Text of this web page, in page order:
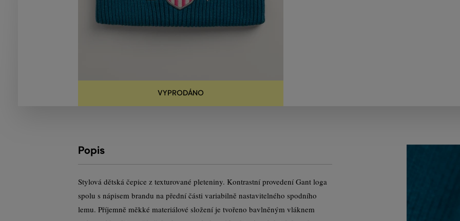
VYPRODÁNO
Popis
Stylová dětská čepice z texturované pleteniny. Kontrastní provedení Gant loga
spolu s nápisem brandu na přední části variabilně nastavitelného spodního
lemu. Příjemně měkké materiálové složení je tvořeno bavlněným vláknem